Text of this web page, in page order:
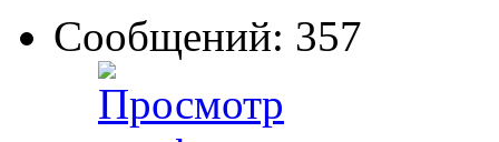
Сообщений: 357